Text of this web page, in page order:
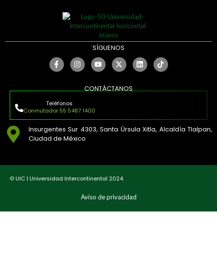
SÍGUENOS
CONTÁCTANOS
Teléfonos
Conmutador 55 5487 1400
Insurgentes Sur 4303, Santa Úrsula Xitla, Alcaldía Tlalpan,
Ciudad de México
© UIC | Universidad Intercontinental 2024.
Aviso de privacidad